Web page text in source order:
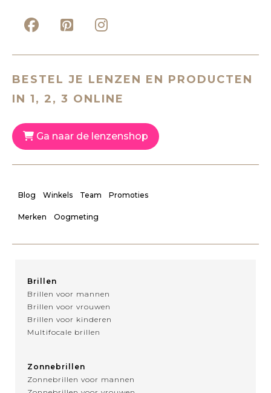
BESTEL JE LENZEN EN PRODUCTEN
IN 1, 2, 3 ONLINE
Ga naar de lenzenshop
Blog Winkels Team Promoties
Merken Oogmeting
Brillen
Brillen voor mannen
Brillen voor vrouwen
Brillen voor kinderen
Multifocale brillen
Zonnebrillen
Zonnebrillen voor mannen